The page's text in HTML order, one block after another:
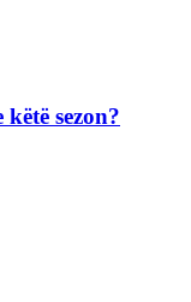
sezon?